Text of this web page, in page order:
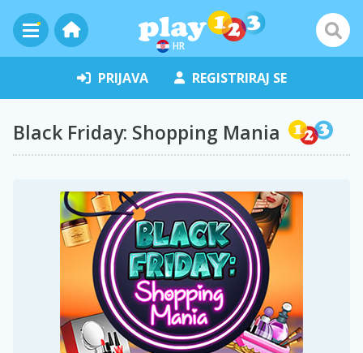
HR
PRIJAVA REGISTRIRAJ SE
Black Friday: Shopping Mania